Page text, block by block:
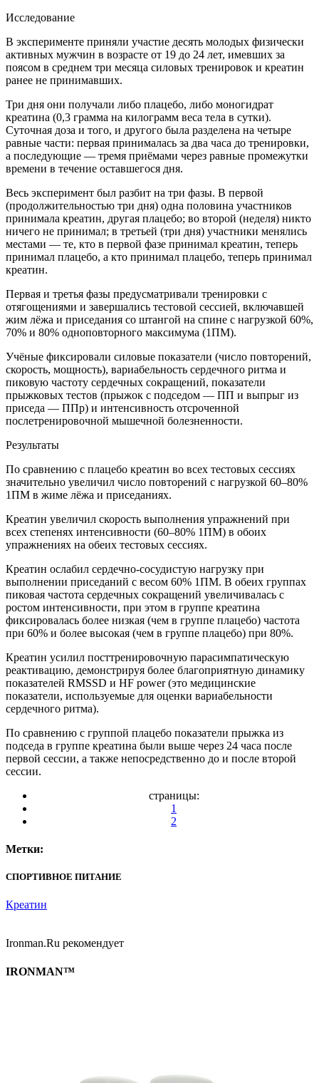
Исследование
В эксперименте приняли участие десять молодых физически
активных мужчин в возрасте от 19 до 24 лет, имевших за
поясом в среднем три месяца силовых тренировок и креатин
ранее не принимавших.
Три дня они получали либо плацебо, либо моногидрат
креатина (0,3 грамма на килограмм веса тела в сутки).
Суточная доза и того, и другого была разделена на четыре
равные части: первая принималась за два часа до тренировки,
а последующие — тремя приёмами через равные промежутки
времени в течение оставшегося дня.
Весь эксперимент был разбит на три фазы. В первой
(продолжительностью три дня) одна половина участников
принимала креатин, другая плацебо; во второй (неделя) никто
ничего не принимал; в третьей (три дня) участники менялись
местами — те, кто в первой фазе принимал креатин, теперь
принимал плацебо, а кто принимал плацебо, теперь принимал
креатин.
Первая и третья фазы предусматривали тренировки с
отягощениями и завершались тестовой сессией, включавшей
жим лёжа и приседания со штангой на спине с нагрузкой 60%,
70% и 80% одноповторного максимума (1ПМ).
Учёные фиксировали силовые показатели (число повторений,
скорость, мощность), вариабельность сердечного ритма и
пиковую частоту сердечных сокращений, показатели
прыжковых тестов (прыжок с подседом — ПП и выпрыг из
приседа — ППр) и интенсивность отсроченной
послетренировочной мышечной болезненности.
Результаты
По сравнению с плацебо креатин во всех тестовых сессиях
значительно увеличил число повторений с нагрузкой 60–80%
1ПМ в жиме лёжа и приседаниях.
Креатин увеличил скорость выполнения упражнений при
всех степенях интенсивности (60–80% 1ПМ) в обоих
упражнениях на обеих тестовых сессиях.
Креатин ослабил сердечно-сосудистую нагрузку при
выполнении приседаний с весом 60% 1ПМ. В обеих группах
пиковая частота сердечных сокращений увеличивалась с
ростом интенсивности, при этом в группе креатина
фиксировалась более низкая (чем в группе плацебо) частота
при 60% и более высокая (чем в группе плацебо) при 80%.
Креатин усилил посттренировочную парасимпатическую
реактивацию, демонстрируя более благоприятную динамику
показателей RMSSD и HF power (это медицинские
показатели, используемые для оценки вариабельности
сердечного ритма).
По сравнению с группой плацебо показатели прыжка из
подседа в группе креатина были выше через 24 часа после
первой сессии, а также непосредственно до и после второй
сессии.
страницы:
1
2
Метки:
СПОРТИВНОЕ ПИТАНИЕ
Креатин
Ironman.Ru рекомендует
IRONMAN™